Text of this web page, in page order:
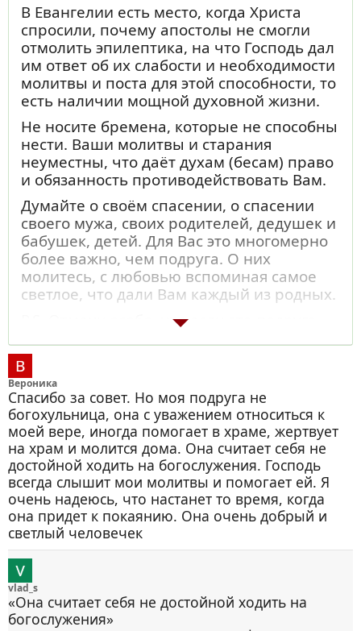
В Евангелии есть место, когда Христа
спросили, почему апостолы не смогли
отмолить эпилептика, на что Господь дал
им ответ об их слабости и необходимости
молитвы и поста для этой способности, то
есть наличии мощной духовной жизни.
Не носите бремена, которые не способны
нести. Ваши молитвы и старания
неуместны, что даёт духам (бесам) право
и обязанность противодействовать Вам.
Думайте о своём спасении, о спасении
своего мужа, своих родителей, дедушек и
бабушек, детей. Для Вас это многомерно
более важно, чем подруга. О них
молитесь, с любовью вспоминая самое
светлое, что дали Вам каждый из родных.
P.S. Отмечу особо, что если эта подруга
Церковь, или научила молитве, либо
покаянию, смирению, то конечно следует
за неё молиться. Для этого обратитесь в
молитве к Христу, к Богородице и Ангелу-
хранителю, рассказав им о той личной
положительной роли подруги в Вашей
жизни. Вы получите одобрение, о чём
поймёте, и тогда сможете келейно о ней
молиться, поминая в помяннике, пока
она не покается пред Господом. А как
покается, тогда и записки можно об её
спасении подавать.
Вероника
Спасибо за совет. Но моя подруга не
богохульница, она с уважением относиться к
моей вере, иногда помогает в храме, жертвует
на храм и молится дома. Она считает себя не
достойной ходить на богослужения. Господь
всегда слышит мои молитвы и помогает ей. Я
очень надеюсь, что настанет то время, когда
она придет к покаянию. Она очень добрый и
светлый человечек
vlad_s
«Она считает себя не достойной ходить на
богослужения»